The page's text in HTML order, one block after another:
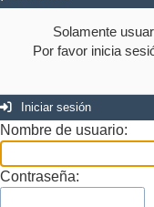
Solamente
Por favor inicia
Iniciar sesión
Nombre de usuario:
Contraseña: